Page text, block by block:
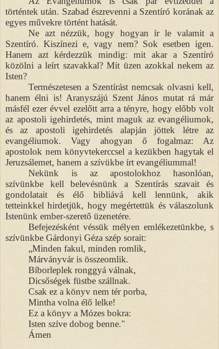
történtek után. Szabad észrevenni a Szentíró korának az
egyes művekre történt hatását.
Ne azt nézzük, hogy hogyan ír le valamit a
Szentíró. Kiszínezi e, vagy nem? Sok esetben igen.
Hanem azt kérdezzük mindig: mit akar a Szentíró
közölni a leírt szavakkal? Mit üzen azokkal nekem az
Isten?
Természetesen a Szentírást nemcsak olvasni kell,
hanem élni is! Aranyszájú Szent János mutat rá már
másfél ezer évvel ezelőtt arra a tényre, hogy előbb volt
az apostoli igehirdetés, mint maguk az evangéliumok,
és az apostoli igehirdetés alapján jöttek létre az
evangéliumok. Vagy ahogyan ő fogalmaz: Az
apostolok nem könyvtekerccsel a kezükben hagytak el
Jeruzsálemet, hanem a szívükbe írt evangéliummal!
Nekünk is az apostolokhoz hasonlóan,
szívünkbe kell belevésnünk a Szentírás szavait és
gondolatait és élő bibliává kell lennünk, akik
tetteinkkel hirdetjük, hogy megértettük és válaszolunk
Istenünk ember-szerető üzenetére.
Befejezésként véssük mélyen emlékezetünkbe, s
szívünkbe Gárdonyi Géza szép sorait:
„Minden fakul, minden romlik,
Márványvár is összeomlik.
Bíborleplek ronggyá válnak,
Dicsőségek füstbe szállnak.
Csak ez a könyv nem tér porba,
Mintha volna élő lelke!
Ez a könyv a Mózes bokra:
Isten szíve dobog benne."
Ámen